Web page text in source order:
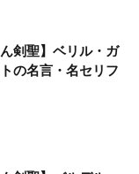
ん剣聖】ベリル・ガ
の名言・名セリフ